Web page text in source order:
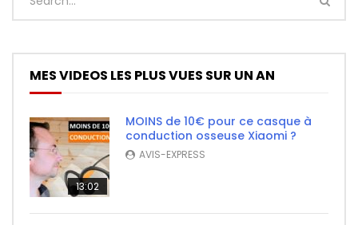
MES VIDEOS LES PLUS VUES SUR UN AN
13:02
MOINS de 10€ pour ce casque à
conduction osseuse Xiaomi ?
AVIS-EXPRESS